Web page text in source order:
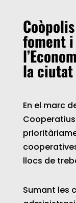
foment
la ciutat
En el marc
llocs de
Sumant les